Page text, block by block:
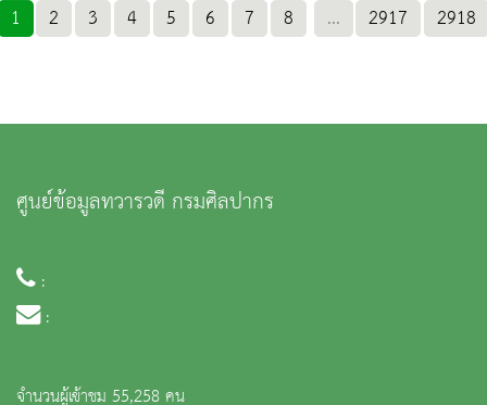
1 2 3 4 5 6 7 8 ... 2917 2918
ศูนย์ข้อมูลทวารวดี กรมศิลปากร
:
:
จำนวนผู้เข้าชม 55,258 คน